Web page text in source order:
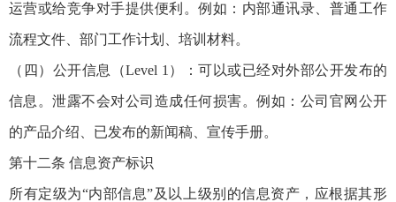
运营或给竞争对手提供便利。例如：内部通讯录、普通工作
流程文件、部门工作计划、培训材料。
（四）公开信息（Level 1）：可以或已经对外部公开发布的
信息。泄露不会对公司造成任何损害。例如：公司官网公开
的产品介绍、已发布的新闻稿、宣传手册。
第十二条 信息资产标识
所有定级为“内部信息”及以上级别的信息资产，应根据其形